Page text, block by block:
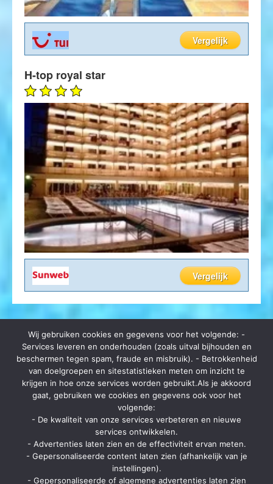
Vergelijk
H-top royal star
Vergelijk
Op zomerbrochure.be kan je terecht voor het bestellen van
reisbrochures, het lastminute aanbod van vele reisorganisaties en hot
deals. Ga je op vakantie? Ga dan eerst langs zomerbrochure.be voor
Contact
Strategon BV
Ninovesteenweg 198 bus 13
Wij gebruiken cookies en gegevens voor het volgende: -
Services leveren en onderhouden (zoals uitval bijhouden en
beschermen tegen spam, fraude en misbruik). - Betrokkenheid
van doelgroepen en sitestatistieken meten om inzicht te
krijgen in hoe onze services worden gebruikt.Als je akkoord
gaat, gebruiken we cookies en gegevens ook voor het
volgende:
- De kwaliteit van onze services verbeteren en nieuwe
services ontwikkelen.
- Advertenties laten zien en de effectiviteit ervan meten.
- Gepersonaliseerde content laten zien (afhankelijk van je
instellingen).
- Gepersonaliseerde of algemene advertenties laten zien